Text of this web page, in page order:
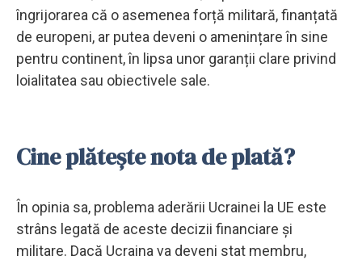
îngrijorarea că o asemenea forță militară, finanțată
de europeni, ar putea deveni o amenințare în sine
pentru continent, în lipsa unor garanții clare privind
loialitatea sau obiectivele sale.
Cine plătește nota de plată?
În opinia sa, problema aderării Ucrainei la UE este
strâns legată de aceste decizii financiare și
militare. Dacă Ucraina va deveni stat membru,